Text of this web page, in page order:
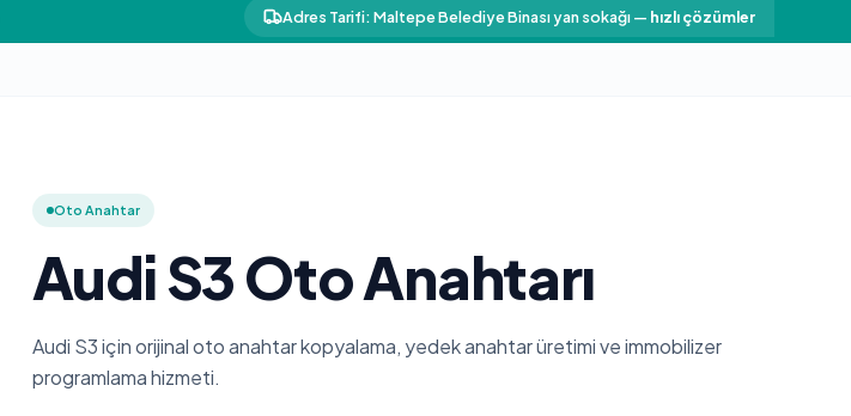
Adres Tarifi: Maltepe Belediye Binası yan sokağı— hızlı çözümler
Oto Anahtar
Audi S3 Oto Anahtarı
Audi S3 için orijinal oto anahtar kopyalama, yedek anahtar üretimi ve immobilizer
programlama hizmeti.